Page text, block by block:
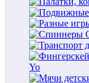
Yo